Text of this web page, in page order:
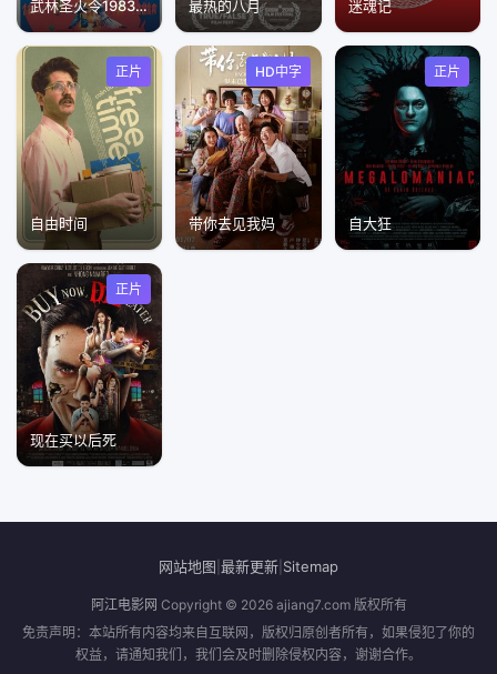
武林圣火令1983粤语 最热的八月 迷魂记
正片
自由时间
HD中字
带你去见我妈
正片
自大狂
正片
现在买以后死
网站地图 最新更新 Sitemap
阿江电影网 Copyright © 2026 ajiang7.com 版权所有
免责声明：本站所有内容均来自互联网，版权归原创者所有，如果侵犯了你的
权益，请通知我们，我们会及时删除侵权内容，谢谢合作。